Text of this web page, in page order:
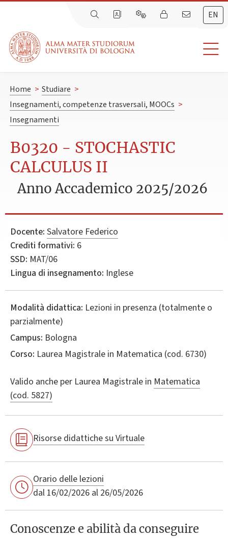
EN
Home > Studiare >
Insegnamenti, competenze trasversali, MOOCs >
Insegnamenti
B0320 - STOCHASTIC
CALCULUS II
Anno Accademico 2025/2026
Docente: Salvatore Federico
Crediti formativi: 6
SSD: MAT/06
Lingua di insegnamento: Inglese
Modalità didattica: Lezioni in presenza (totalmente o
parzialmente)
Campus: Bologna
Corso: Laurea Magistrale in Matematica (cod. 6730)
Valido anche per Laurea Magistrale in Matematica
(cod. 5827)
Risorse didattiche su Virtuale
Orario delle lezioni
dal 16/02/2026 al 26/05/2026
Conoscenze e abilità da conseguire